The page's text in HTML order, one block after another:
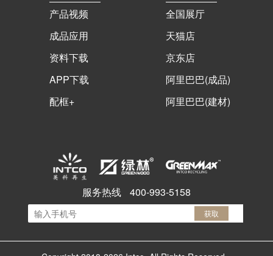
产品视频
成品应用
资料下载
APP下载
配框+
全国展厅
天猫店
京东店
阿里巴巴(成品)
阿里巴巴(建材)
服务热线 400-993-5158
获取